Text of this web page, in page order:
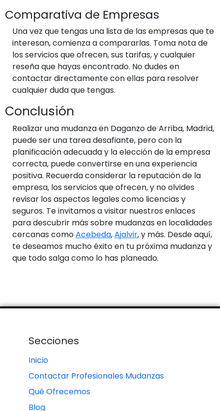
Comparativa de Empresas
Una vez que tengas una lista de las empresas que te
interesan, comienza a compararlas. Toma nota de
los servicios que ofrecen, sus tarifas, y cualquier
reseña que hayas encontrado. No dudes en
contactar directamente con ellas para resolver
cualquier duda que tengas.
Conclusión
Realizar una mudanza en Daganzo de Arriba, Madrid,
puede ser una tarea desafiante, pero con la
planificación adecuada y la elección de la empresa
correcta, puede convertirse en una experiencia
positiva. Recuerda considerar la reputación de la
empresa, los servicios que ofrecen, y no olvides
revisar los aspectos legales como licencias y
seguros. Te invitamos a visitar nuestros enlaces
para descubrir más sobre mudanzas en localidades
cercanas comoAcebeda,Ajalvir, y más. Desde aquí,
te deseamos mucho éxito en tu próxima mudanza y
que todo salga como lo has planeado.
Secciones
Inicio
Contactar Profesionales Mudanzas
Qué Ofrecemos
Blog